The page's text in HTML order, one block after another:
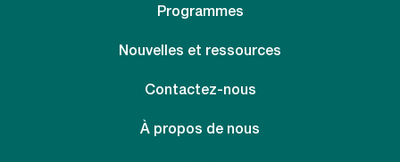
Programmes
Nouvelles et ressources
Contactez-nous
À propos de nous